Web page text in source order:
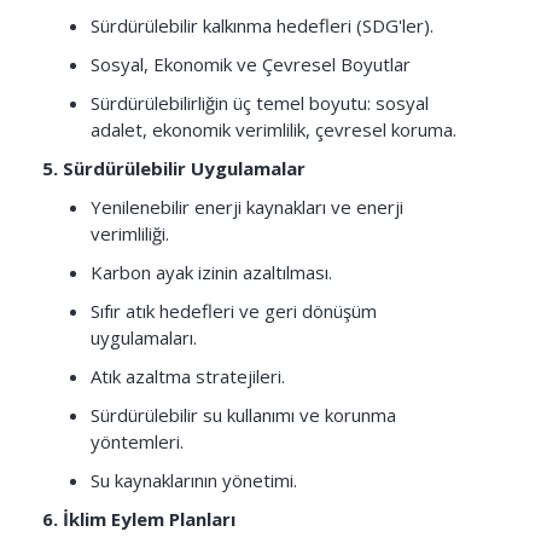
Sürdürülebilir kalkınma hedefleri (SDG'ler).
Sosyal, Ekonomik ve Çevresel Boyutlar
Sürdürülebilirliğin üç temel boyutu: sosyal
adalet, ekonomik verimlilik, çevresel koruma.
5. Sürdürülebilir Uygulamalar
Yenilenebilir enerji kaynakları ve enerji
verimliliği.
Karbon ayak izinin azaltılması.
Sıfır atık hedefleri ve geri dönüşüm
uygulamaları.
Atık azaltma stratejileri.
Sürdürülebilir su kullanımı ve korunma
yöntemleri.
Su kaynaklarının yönetimi.
6. İklim Eylem Planları